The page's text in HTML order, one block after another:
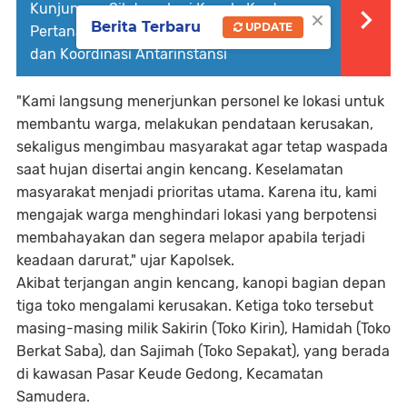
Kunjungan Silaturrahmi Kepala Kantor
Pertanahan Aceh Utara, Perkuat Sinergi
dan Koordinasi Antarinstansi
"Kami langsung menerjunkan personel ke lokasi untuk
membantu warga, melakukan pendataan kerusakan,
sekaligus mengimbau masyarakat agar tetap waspada
saat hujan disertai angin kencang. Keselamatan
masyarakat menjadi prioritas utama. Karena itu, kami
mengajak warga menghindari lokasi yang berpotensi
membahayakan dan segera melapor apabila terjadi
keadaan darurat," ujar Kapolsek.
Akibat terjangan angin kencang, kanopi bagian depan
tiga toko mengalami kerusakan. Ketiga toko tersebut
masing-masing milik Sakirin (Toko Kirin), Hamidah (Toko
Berkat Saba), dan Sajimah (Toko Sepakat), yang berada
di kawasan Pasar Keude Gedong, Kecamatan
Samudera.
×
Berita Terbaru UPDATE